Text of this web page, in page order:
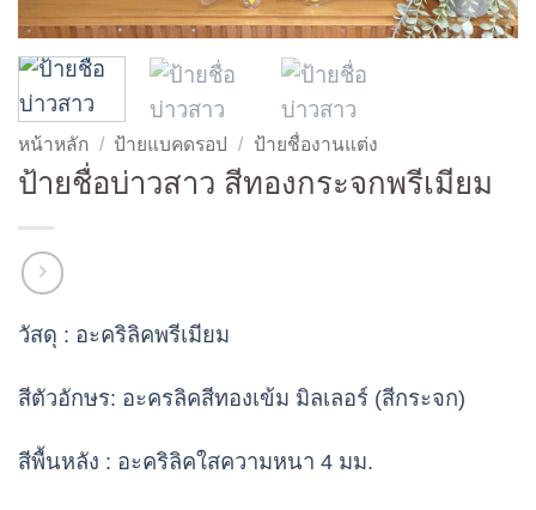
หน้าหลัก / ป้ายแบคดรอป / ป้ายชื่องานแต่ง
ป้ายชื่อบ่าวสาว สีทองกระจกพรีเมียม
วัสดุ : อะคริลิคพรีเมียม
สีตัวอักษร: อะครลิคสีทองเข้ม มิลเลอร์ (สีกระจก)
สีพื้นหลัง : อะคริลิคใสความหนา 4 มม.